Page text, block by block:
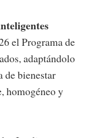
el Programa de
adaptándolo
de bienestar
homogéneo y